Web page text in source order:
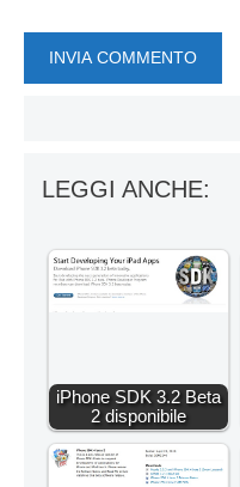
LEGGI ANCHE:
iPhone SDK 3.2 Beta
2 disponibile